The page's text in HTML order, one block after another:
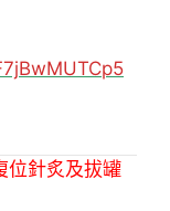
位針炙及拔罐